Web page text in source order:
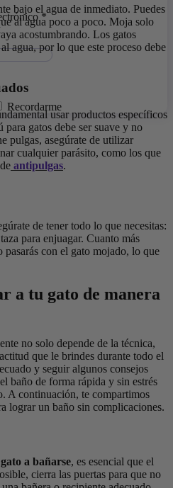
*
Recordarme
bajo el agua de inmediato. Puedes
al agua poco a poco. Moja solo
acostumbrando. Los gatos
agua, por lo que este proceso debe
usar productos específicos
gatos debe ser suave y no
pulgas, asegúrate de utilizar
cualquier parásito, como los que
antipulgas.
de tener todo lo que necesitas:
para enjuagar. Cuanto más
pasarás con el gato mojado, lo que
a tu gato de manera
no solo depende de la técnica,
que le brindes durante todo el
y seguir algunos consejos
baño de forma rápida y sin estrés
A continuación, te compartimos
lograr un baño sin complicaciones.
a bañarse, es esencial que el
cierra las puertas para que no